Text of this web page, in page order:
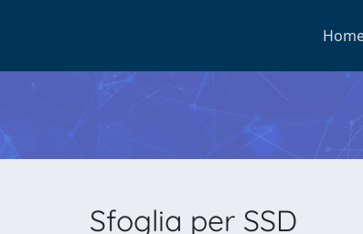
Sfoglia per SSD